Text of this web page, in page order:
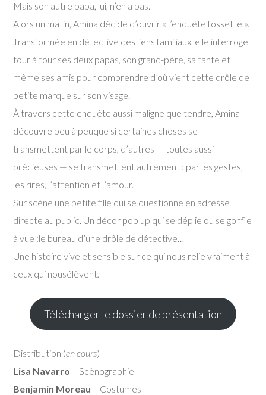
Mais son autre papa, lui, n’en a pas.
Alors un matin, Amina décide d’ouvrir « l’enquête fossette ».
Transformée en détective des liens familiaux, elle interroge
tour à tour ses deux papas, son grand-père, sa tante et
même ses amis pour comprendre d’où vient cette drôle de
petite marque sur son visage.
À travers cette enquête aussi maligne que tendre, Amina
découvre peu à peuque si certaines choses se
transmettent par le corps, d’autres — toutes aussi
précieuses — se transmettent autrement : par les gestes,
les rires, l’attention et l’amour.
Sur scène une petite fille qui se questionne en adresse
directe au public. Un décor pop up qui se déplie ou se gonfle
à vue :le bureau d’une drôle de détective…
Une histoire vive et sensible sur ce qui nous relie vraiment à
ceux qui nousélèvent.
Télécharger le dossier de présentation
Distribution (en cours)
Lisa Navarro – Scènographie
Benjamin Moreau – Costumes